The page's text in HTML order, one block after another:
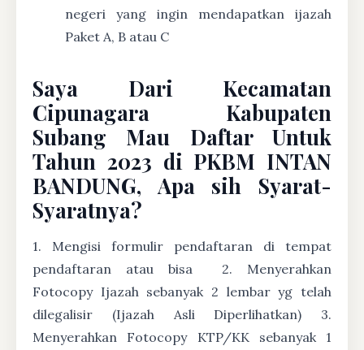
negeri yang ingin mendapatkan ijazah
Paket A, B atau C
Saya Dari Kecamatan
Cipunagara Kabupaten
Subang Mau Daftar Untuk
Tahun 2023 di PKBM INTAN
BANDUNG, Apa sih Syarat-
Syaratnya?
1. Mengisi formulir pendaftaran di tempat
pendaftaran atau bisa
2. Menyerahkan
Fotocopy Ijazah sebanyak 2 lembar yg telah
dilegalisir (Ijazah Asli Diperlihatkan) 3.
Menyerahkan Fotocopy KTP/KK sebanyak 1